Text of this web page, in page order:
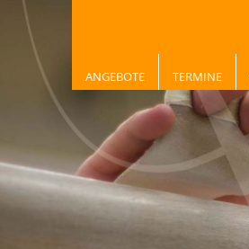
ANGEBOTE TERMINE